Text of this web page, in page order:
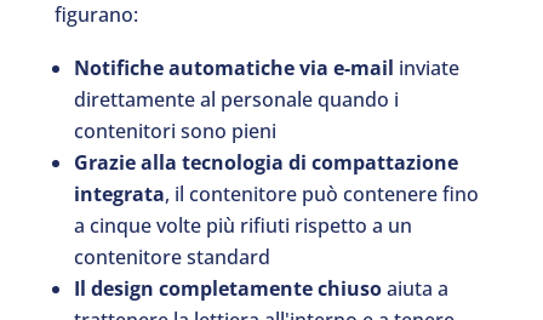
figurano:
Notifiche automatiche via e-mail inviate
direttamente al personale quando i
contenitori sono pieni
Grazie alla tecnologia di compattazione
integrata, il contenitore può contenere fino
a cinque volte più rifiuti rispetto a un
contenitore standard
Il design completamente chiusoaiuta a